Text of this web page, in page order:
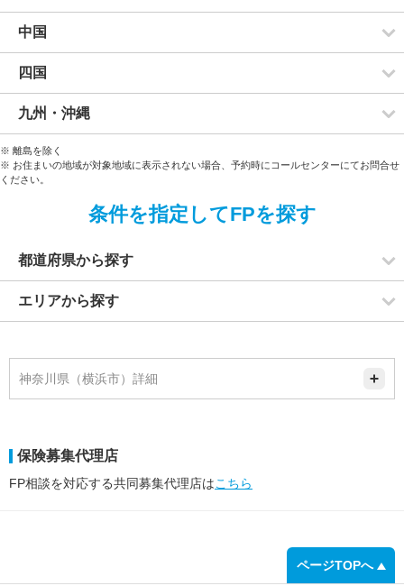
中国
四国
九州・沖縄
※ 離島を除く
※ お住まいの地域が対象地域に表示されない場合、予約時にコールセンターにてお問合せ
ください。
条件を指定してFPを探す
都道府県から探す
エリアから探す
神奈川県（横浜市）詳細
保険募集代理店
FP相談を対応する共同募集代理店はこちら
ページTOPへ